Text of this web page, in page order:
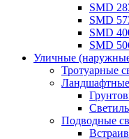
SMD
SMD
SMD
SMD
Уличные
Тротуарные
Подводные